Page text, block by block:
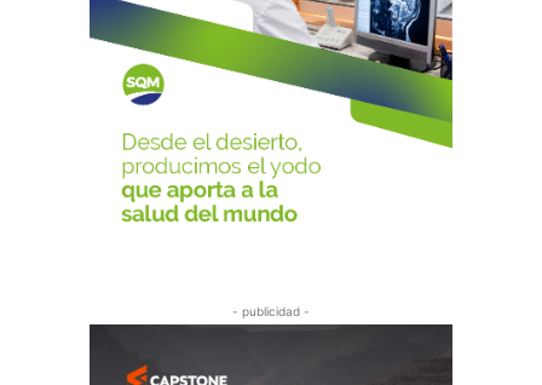
- publicidad -